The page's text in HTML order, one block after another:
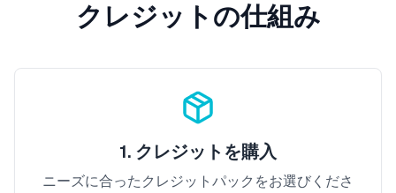
クレジットの仕組み
1. クレジットを購入
ニーズに合ったクレジットパックをお選びくださ